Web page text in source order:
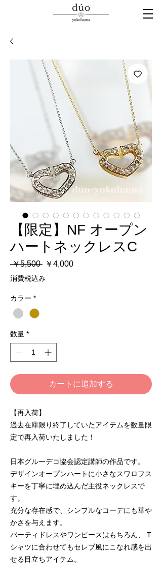
【限定】NF オープン
ハートネックレスC
￥5,500 通
常
価
￥4,000セ
消費税込み
カラー *
数量 *
カートに追加する
【再入荷】
過去在庫限り終了していたアイテムを数量限
定で再入荷いたしました！
日本グルーデコ協会認定講師の作品です。
デザインオープンハートに小さなスワロフス
キーを丁寧に埋め込んだ主役ネックレスで
す。
充分な存在感で、シンプルなコーデにも華や
かさを与えます。
パーティドレスやワンピースはもちろん、 T
シャツに合わせてもセレブ風にこなれ感を出
せる目立ちアイテム。